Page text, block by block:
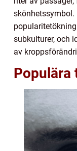
skönhetssymbol.
subkulturer, och
av
Populära